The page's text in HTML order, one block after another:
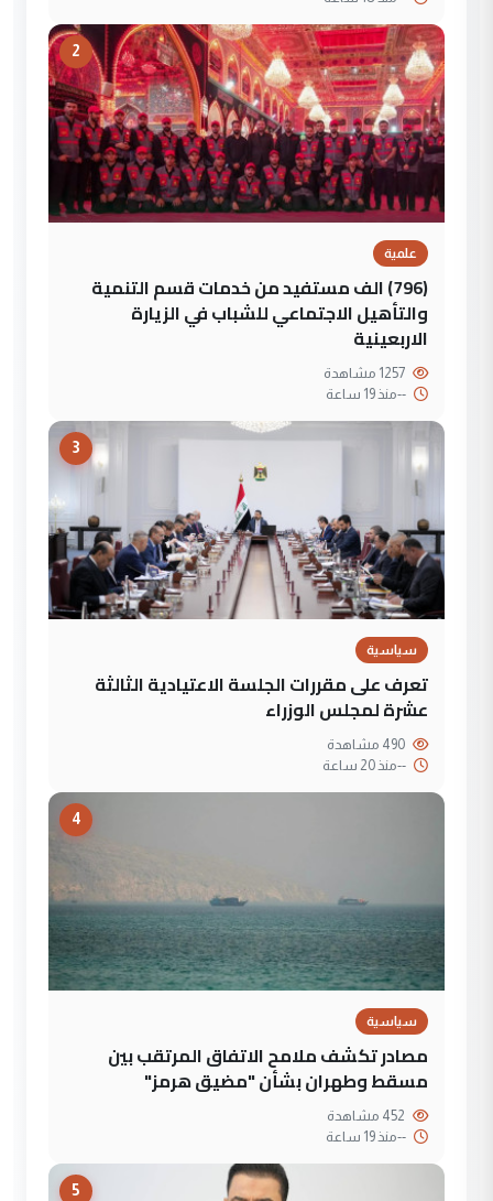
2
علمية
(796) الف مستفيد من خدمات قسم التنمية
والتأهيل الاجتماعي للشباب في الزيارة
الاربعينية
--منذ 19 ساعة
3
سياسية
تعرف على مقررات الجلسة الاعتيادية الثالثة
عشرة لمجلس الوزراء
--منذ 20 ساعة
4
سياسية
مصادر تكشف ملامح الاتفاق المرتقب بين
مسقط وطهران بشأن "مضيق هرمز"
--منذ 19 ساعة
5